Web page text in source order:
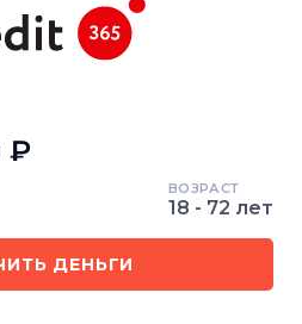
₽
ВОЗРАСТ
18 - 72 лет
ДЕНЬГИ